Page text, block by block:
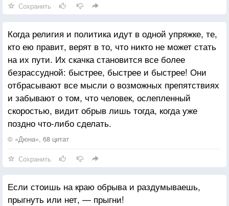
Даже если нельзя Буду!
И всегдя я прийду на помощь,
Если будет тебе трудно.
По той которой чужд ещё обман ,
Которая не чувствует подвоха ,
Не видит ложь, что спрятана в карман .
По той что ещё в общем-то дурёха .
А вы когда-нибудь скучали по себе ,
По той наивной, доброй и открытой,
По той что ещё в жизненной борьбе ,
На всём лету невзгодами не сбита .
По той что не боится доверять ,
Которой ещё нечего терять ,
Которая пока что обретает...
Сохранить
Когда религия и политика идут в одной упряжке, те,
кто ею правит, верят в то, что никто не может стать
на их пути. Их скачка становится все более
безрассудной: быстрее, быстрее и быстрее! Они
отбрасывают все мысли о возможных препятствиях
и забывают о том, что человек, ослепленный
скоростью, видит обрыв лишь тогда, когда уже
поздно что-либо сделать.
© «Дюна», 68 цитат
Сохранить
Если стоишь на краю обрыва и раздумываешь,
прыгнуть или нет, — прыгни!